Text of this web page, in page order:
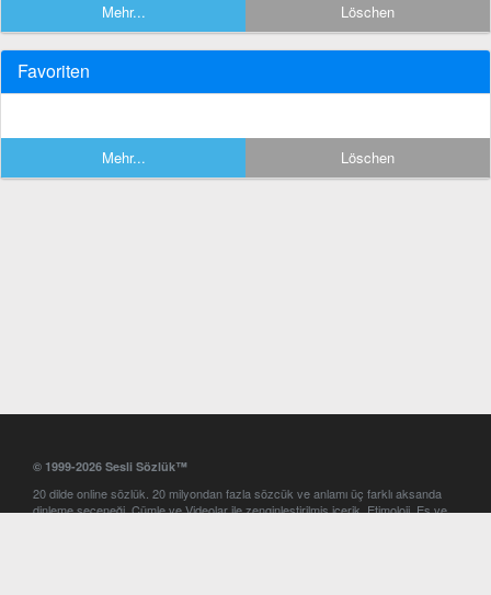
Mehr... Löschen
Favoriten
Mehr... Löschen
© 1999-2026 Sesli Sözlük™
20 dilde online sözlük. 20 milyondan fazla sözcük ve anlamı üç farklı aksanda
dinleme seçeneği. Cümle ve Videolar ile zenginleştirilmiş içerik. Etimoloji, Eş ve